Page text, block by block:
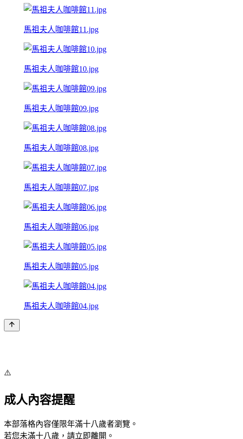
馬祖夫人咖啡館11.jpg
馬祖夫人咖啡館10.jpg
馬祖夫人咖啡館09.jpg
馬祖夫人咖啡館08.jpg
馬祖夫人咖啡館07.jpg
馬祖夫人咖啡館06.jpg
馬祖夫人咖啡館05.jpg
馬祖夫人咖啡館04.jpg
⚠️
成人內容提醒
本部落格內容僅限年滿十八歲者瀏覽。
若您未滿十八歲，請立即離開。